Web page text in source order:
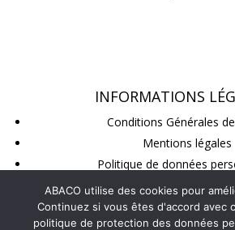
INFORMATIONS
Conditions Générales
Mentions légales
Politique de données
Conditions de
ABACO utilise des cookies pour
Continuez si vous êtes d'accord avec
politique de protection des données